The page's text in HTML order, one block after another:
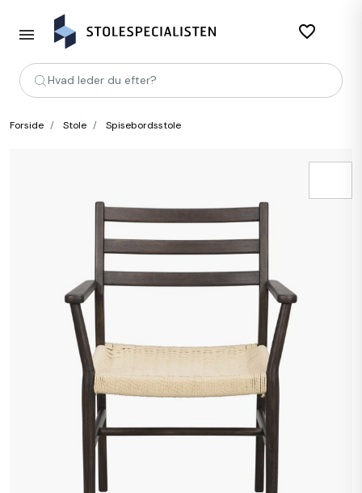
favorite_border
Hvad leder du efter?
Forside Stole Spisebordsstole